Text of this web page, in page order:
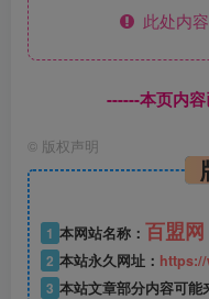
此处内容
------本页内
© 版权声明
1 本网站名称： 百盟网
2 本站永久网址：
3 本站文章部分内容可能